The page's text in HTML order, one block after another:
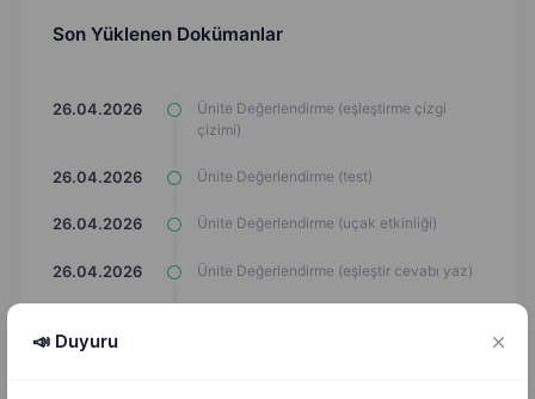
Son Yüklenen Dokümanlar
26.04.2026
Ünite Değerlendirme (eşleştirme çizgi
çizimi)
26.04.2026 Ünite Değerlendirme (test)
26.04.2026 Ünite Değerlendirme (uçak etkinliği)
26.04.2026 Ünite Değerlendirme (eşleştir cevabı yaz)
📣 Duyuru